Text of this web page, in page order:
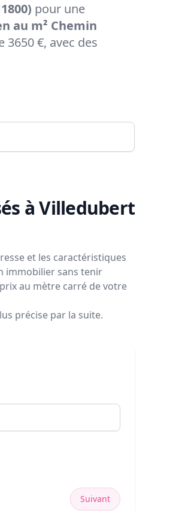
pour une
au m² Chemin
€, avec des
à Villedubert
et les caractéristiques
immobilier sans tenir
au mètre carré de votre
précise par la suite.
Suivant